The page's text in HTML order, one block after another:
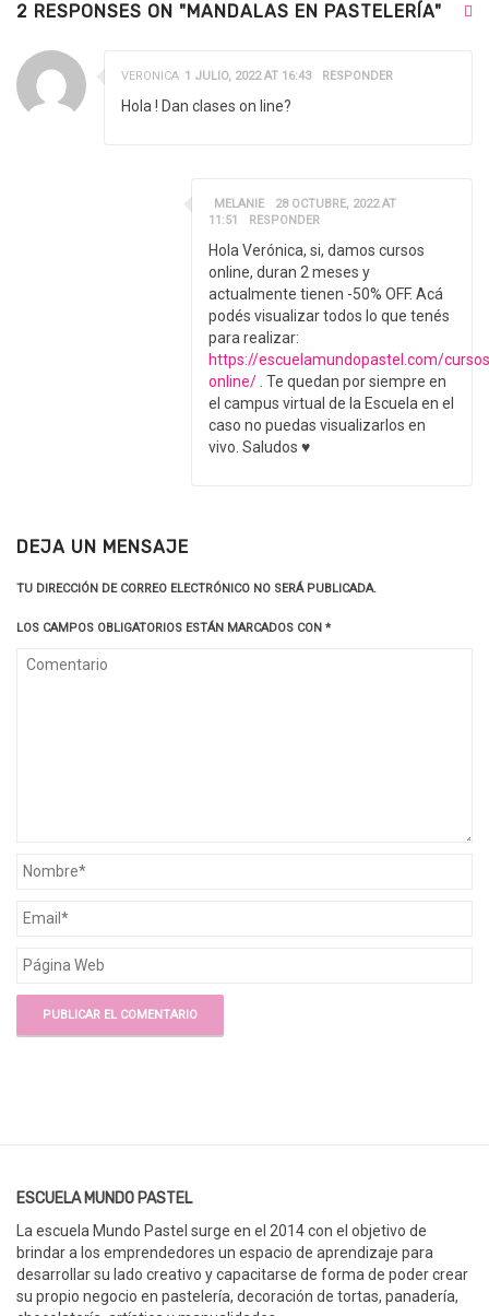
2 RESPONSES ON "MANDALAS EN PASTELERÍA"
VERONICA 1 JULIO, 2022 AT 16:43 RESPONDER
Hola ! Dan clases on line?
MELANIE
28 OCTUBRE, 2022 AT
11:51
RESPONDER
Hola Verónica, si, damos cursos
online, duran 2 meses y
actualmente tienen -50% OFF. Acá
podés visualizar todos lo que tenés
para realizar:
https://escuelamundopastel.com/
online/ . Te quedan por siempre en
el campus virtual de la Escuela en el
caso no puedas visualizarlos en
vivo. Saludos ♥
DEJA UN MENSAJE
TU DIRECCIÓN DE CORREO ELECTRÓNICO NO SERÁ PUBLICADA.
LOS CAMPOS OBLIGATORIOS ESTÁN MARCADOS CON *
ESCUELA MUNDO PASTEL
La escuela Mundo Pastel surge en el 2014 con el objetivo de
brindar a los emprendedores un espacio de aprendizaje para
desarrollar su lado creativo y capacitarse de forma de poder crear
su propio negocio en pastelería, decoración de tortas, panadería,